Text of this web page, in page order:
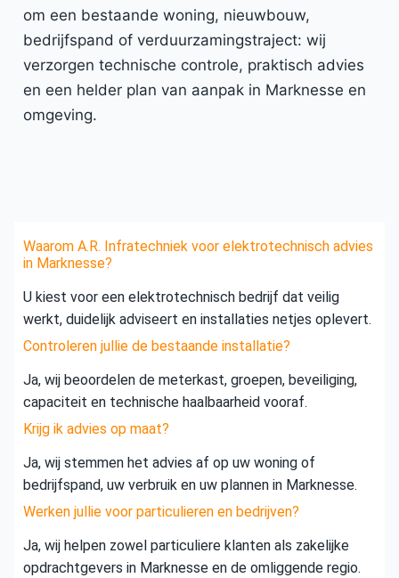
om een bestaande woning, nieuwbouw,
bedrijfspand of verduurzamingstraject: wij
verzorgen technische controle, praktisch advies
en een helder plan van aanpak in Marknesse en
omgeving.
Waarom A.R. Infratechniek voor elektrotechnisch advies
in Marknesse?
U kiest voor een elektrotechnisch bedrijf dat veilig
werkt, duidelijk adviseert en installaties netjes oplevert.
Controleren jullie de bestaande installatie?
Ja, wij beoordelen de meterkast, groepen, beveiliging,
capaciteit en technische haalbaarheid vooraf.
Krijg ik advies op maat?
Ja, wij stemmen het advies af op uw woning of
bedrijfspand, uw verbruik en uw plannen in Marknesse.
Werken jullie voor particulieren en bedrijven?
Ja, wij helpen zowel particuliere klanten als zakelijke
opdrachtgevers in Marknesse en de omliggende regio.